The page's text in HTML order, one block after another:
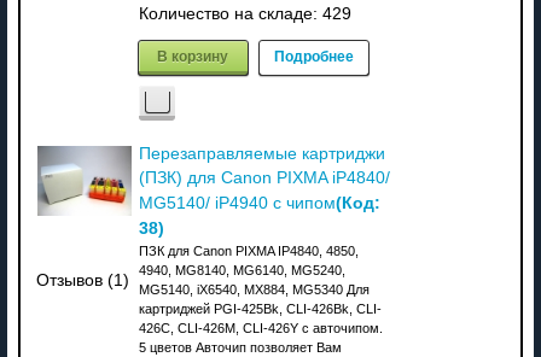
Количество на складе: 429
В корзину Подробнее
Отзывов (1)
Перезаправляемые картриджи
(ПЗК) для Canon PIXMA iP4840/
MG5140/ iP4940 с чипом(Код:
38)
ПЗК для Canon PIXMA IP4840, 4850,
4940, MG8140, MG6140, MG5240,
MG5140, iX6540, MX884, MG5340 Для
картриджей PGI-425Bk, CLI-426Bk, CLI-
426C, CLI-426M, CLI-426Y с авточипом.
5 цветов Авточип позволяет Вам